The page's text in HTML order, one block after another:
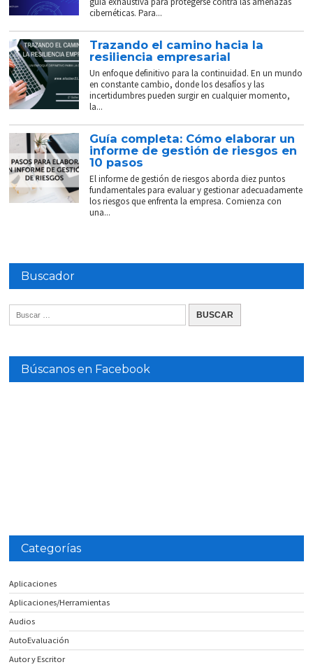
cibernéticas. Para...
Trazando el camino hacia la
resiliencia empresarial
Un enfoque definitivo para la continuidad. En un mundo
en constante cambio, donde los desafíos y las
incertidumbres pueden surgir en cualquier momento,
la...
Guía completa: Cómo elaborar un
informe de gestión de riesgos en
10 pasos
El informe de gestión de riesgos aborda diez puntos
fundamentales para evaluar y gestionar adecuadamente
los riesgos que enfrenta la empresa. Comienza con
una...
Buscador
Búscanos en Facebook
Categorías
Aplicaciones
Aplicaciones/Herramientas
Audios
AutoEvaluación
Autor y Escritor